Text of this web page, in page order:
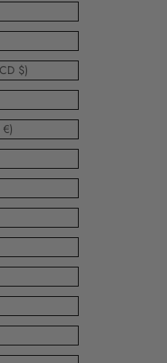
Saint Vincent e Grenadine (XCD $)
Saint-Pierre e Miquelon (EUR €)